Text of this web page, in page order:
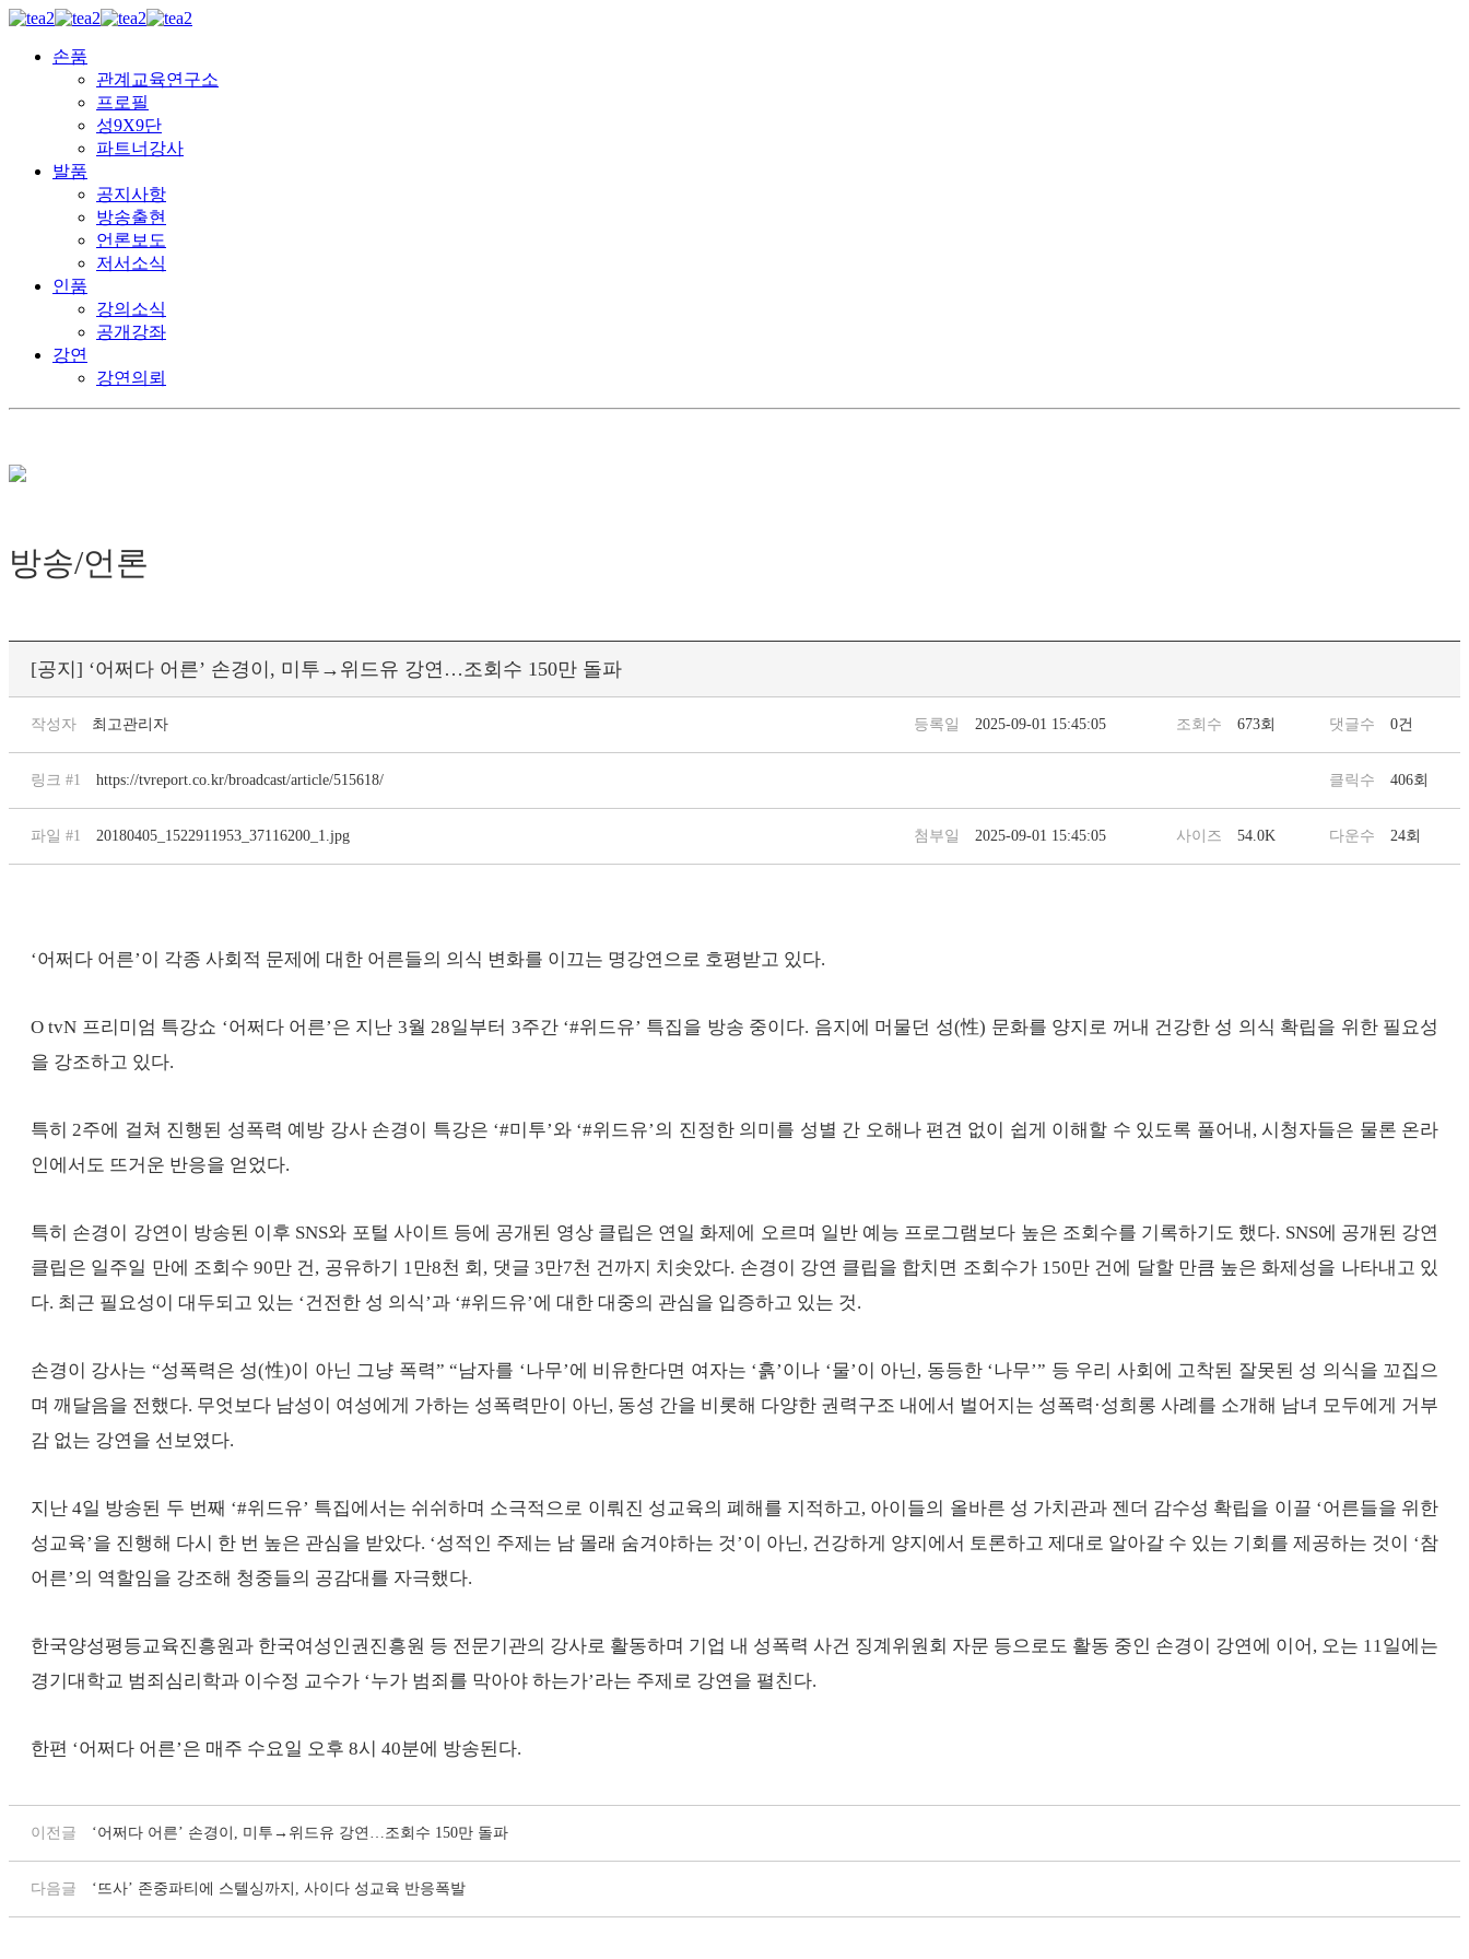
손품
관계교육연구소
프로필
성9X9단
파트너강사
발품
공지사항
방송출현
언론보도
저서소식
인품
강의소식
공개강좌
강연
강연의뢰
방송/언론
[공지] ‘어쩌다 어른’ 손경이, 미투→위드유 강연…조회수 150만 돌파
작성자 최고관리자 등록일 2025-09-01 15:45:05 조회수 673회 댓글수 0건
링크 #1 https://tvreport.co.kr/broadcast/article/515618/ 클릭수 406회
파일 #1 20180405_1522911953_37116200_1.jpg 첨부일 2025-09-01 15:45:05 사이즈 54.0K 다운수 24회
‘어쩌다 어른’이 각종 사회적 문제에 대한 어른들의 의식 변화를 이끄는 명강연으로 호평받고 있다.
O tvN 프리미엄 특강쇼 ‘어쩌다 어른’은 지난 3월 28일부터 3주간 ‘#위드유’ 특집을 방송 중이다. 음지에 머물던 성(性) 문화를 양지로 꺼내 건강한 성 의식 확립을 위한 필요성
을 강조하고 있다.
특히 2주에 걸쳐 진행된 성폭력 예방 강사 손경이 특강은 ‘#미투’와 ‘#위드유’의 진정한 의미를 성별 간 오해나 편견 없이 쉽게 이해할 수 있도록 풀어내, 시청자들은 물론 온라
인에서도 뜨거운 반응을 얻었다.
특히 손경이 강연이 방송된 이후 SNS와 포털 사이트 등에 공개된 영상 클립은 연일 화제에 오르며 일반 예능 프로그램보다 높은 조회수를 기록하기도 했다. SNS에 공개된 강연
클립은 일주일 만에 조회수 90만 건, 공유하기 1만8천 회, 댓글 3만7천 건까지 치솟았다. 손경이 강연 클립을 합치면 조회수가 150만 건에 달할 만큼 높은 화제성을 나타내고 있
다. 최근 필요성이 대두되고 있는 ‘건전한 성 의식’과 ‘#위드유’에 대한 대중의 관심을 입증하고 있는 것.
손경이 강사는 “성폭력은 성(性)이 아닌 그냥 폭력” “남자를 ‘나무’에 비유한다면 여자는 ‘흙’이나 ‘물’이 아닌, 동등한 ‘나무’” 등 우리 사회에 고착된 잘못된 성 의식을 꼬집으
며 깨달음을 전했다. 무엇보다 남성이 여성에게 가하는 성폭력만이 아닌, 동성 간을 비롯해 다양한 권력구조 내에서 벌어지는 성폭력·성희롱 사례를 소개해 남녀 모두에게 거부
감 없는 강연을 선보였다.
지난 4일 방송된 두 번째 ‘#위드유’ 특집에서는 쉬쉬하며 소극적으로 이뤄진 성교육의 폐해를 지적하고, 아이들의 올바른 성 가치관과 젠더 감수성 확립을 이끌 ‘어른들을 위한
성교육’을 진행해 다시 한 번 높은 관심을 받았다. ‘성적인 주제는 남 몰래 숨겨야하는 것’이 아닌, 건강하게 양지에서 토론하고 제대로 알아갈 수 있는 기회를 제공하는 것이 ‘참
어른’의 역할임을 강조해 청중들의 공감대를 자극했다.
한국양성평등교육진흥원과 한국여성인권진흥원 등 전문기관의 강사로 활동하며 기업 내 성폭력 사건 징계위원회 자문 등으로도 활동 중인 손경이 강연에 이어, 오는 11일에는
경기대학교 범죄심리학과 이수정 교수가 ‘누가 범죄를 막아야 하는가’라는 주제로 강연을 펼친다.
한편 ‘어쩌다 어른’은 매주 수요일 오후 8시 40분에 방송된다.
이전글 ‘어쩌다 어른’ 손경이, 미투→위드유 강연…조회수 150만 돌파
다음글 ‘뜨사’ 존중파티에 스텔싱까지, 사이다 성교육 반응폭발